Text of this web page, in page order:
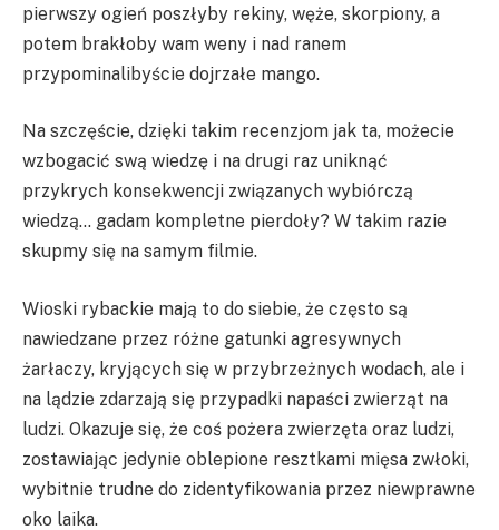
pierwszy ogień poszłyby rekiny, węże, skorpiony, a
potem brakłoby wam weny i nad ranem
przypominalibyście dojrzałe mango.
Na szczęście, dzięki takim recenzjom jak ta, możecie
wzbogacić swą wiedzę i na drugi raz uniknąć
przykrych konsekwencji związanych wybiórczą
wiedzą… gadam kompletne pierdoły? W takim razie
skupmy się na samym filmie.
Wioski rybackie mają to do siebie, że często są
nawiedzane przez różne gatunki agresywnych
żarłaczy, kryjących się w przybrzeżnych wodach, ale i
na lądzie zdarzają się przypadki napaści zwierząt na
ludzi. Okazuje się, że coś pożera zwierzęta oraz ludzi,
zostawiając jedynie oblepione resztkami mięsa zwłoki,
wybitnie trudne do zidentyfikowania przez niewprawne
oko laika.